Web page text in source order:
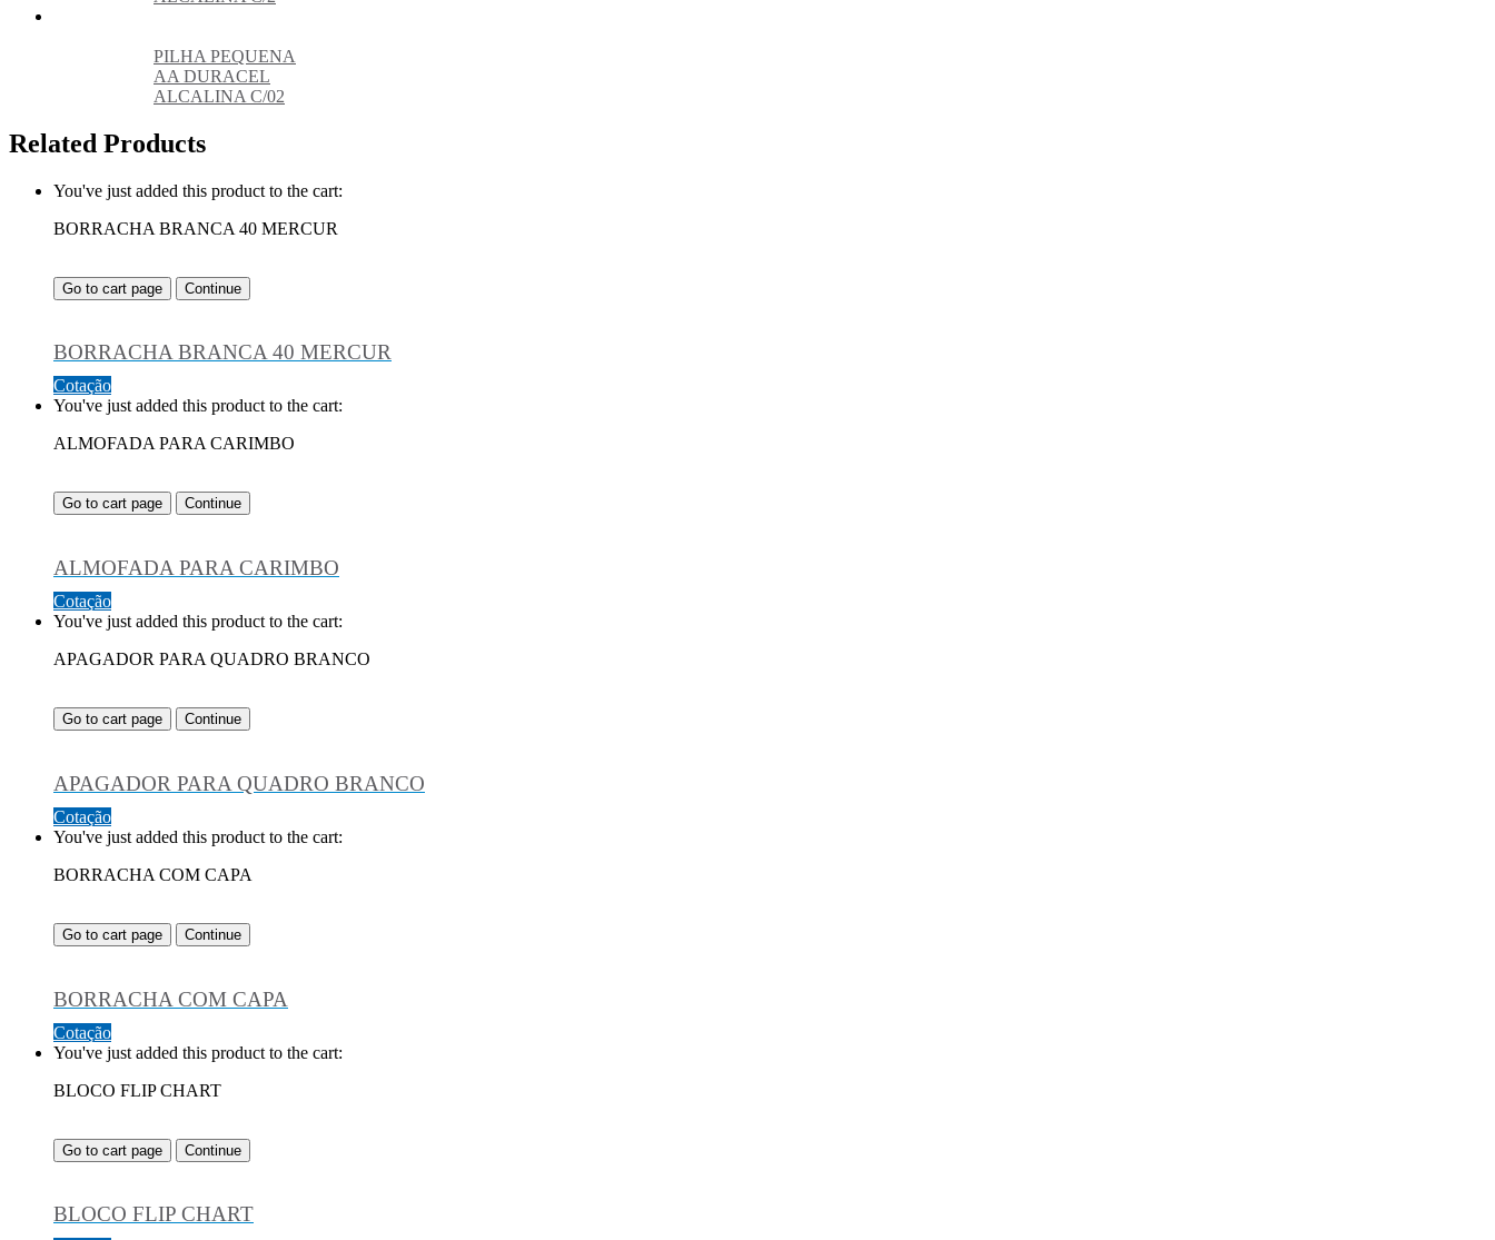
PILHA PEQUENA
AA DURACEL
ALCALINA C/02
Related Products
You've just added this product to the cart:
BORRACHA BRANCA 40 MERCUR
Go to cart page Continue
BORRACHA BRANCA 40 MERCUR
Cotação
You've just added this product to the cart:
ALMOFADA PARA CARIMBO
Go to cart page Continue
ALMOFADA PARA CARIMBO
Cotação
You've just added this product to the cart:
APAGADOR PARA QUADRO BRANCO
Go to cart page Continue
APAGADOR PARA QUADRO BRANCO
Cotação
You've just added this product to the cart:
BORRACHA COM CAPA
Go to cart page Continue
BORRACHA COM CAPA
Cotação
You've just added this product to the cart:
BLOCO FLIP CHART
Go to cart page Continue
BLOCO FLIP CHART